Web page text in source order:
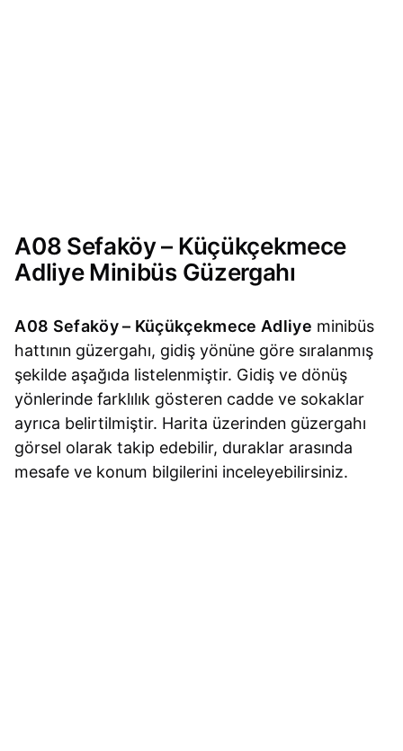
A08 Sefaköy – Küçükçekmece
Adliye Minibüs Güzergahı
A08 Sefaköy – Küçükçekmece Adliye minibüs
hattının güzergahı, gidiş yönüne göre sıralanmış
şekilde aşağıda listelenmiştir. Gidiş ve dönüş
yönlerinde farklılık gösteren cadde ve sokaklar
ayrıca belirtilmiştir. Harita üzerinden güzergahı
görsel olarak takip edebilir, duraklar arasında
mesafe ve konum bilgilerini inceleyebilirsiniz.